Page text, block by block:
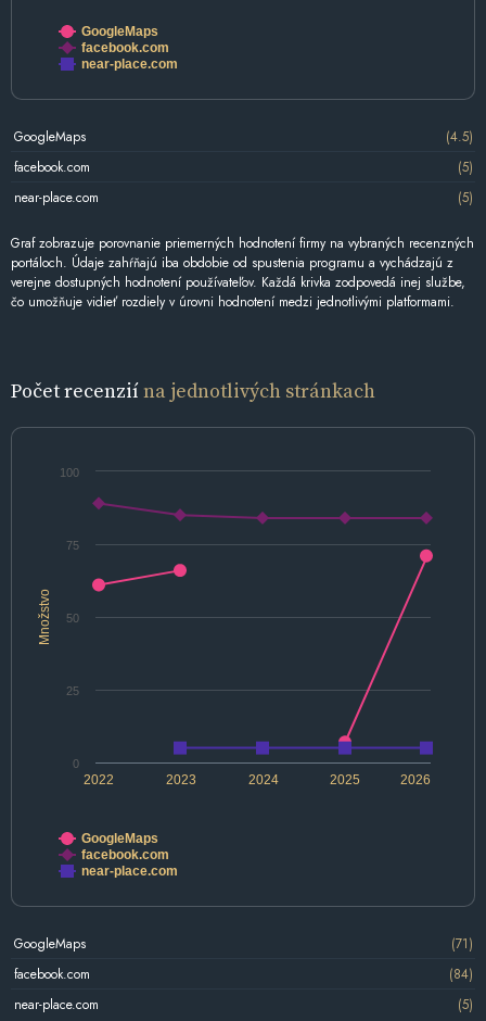
GoogleMaps
facebook.com
near-place.com
GoogleMaps
(4.5)
facebook.com
(5)
near-place.com
(5)
Graf zobrazuje porovnanie priemerných hodnotení firmy na vybraných recenzných
portáloch. Údaje zahŕňajú iba obdobie od spustenia programu a vychádzajú z
verejne dostupných hodnotení používateľov. Každá krivka zodpovedá inej službe,
čo umožňuje vidieť rozdiely v úrovni hodnotení medzi jednotlivými platformami.
Počet recenziína jednotlivých stránkach
Množstvo
2022 2024 2026
2023 2025
0
100
25
50
75
GoogleMaps
facebook.com
near-place.com
GoogleMaps
(71)
facebook.com
(84)
near-place.com
(5)